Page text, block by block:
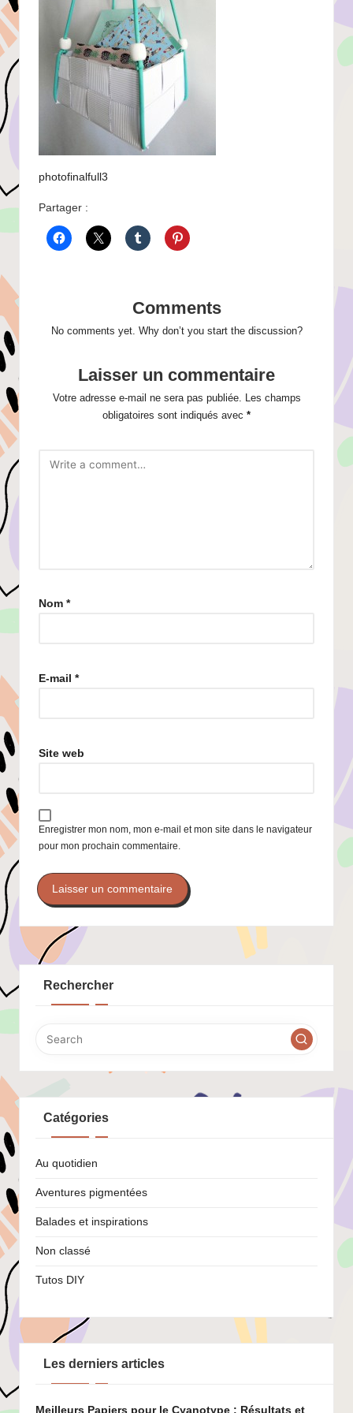
photofinalfull3
Partager :
Comments
No comments yet. Why don’t you start the discussion?
Laisser un commentaire
Votre adresse e-mail ne sera pas publiée.
Les champs
obligatoires sont indiqués avec *
Nom *
E-mail *
Site web
Enregistrer mon nom, mon e-mail et mon site dans le navigateur
pour mon prochain commentaire.
Rechercher
Catégories
Au quotidien
Aventures pigmentées
Balades et inspirations
Non classé
Tutos DIY
Les derniers articles
Meilleurs Papiers pour le Cyanotype : Résultats et